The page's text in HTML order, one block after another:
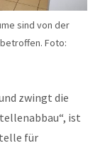
sind von der
Foto:
zwingt die
ist
für